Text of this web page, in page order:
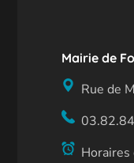
Mairie de
Rue de